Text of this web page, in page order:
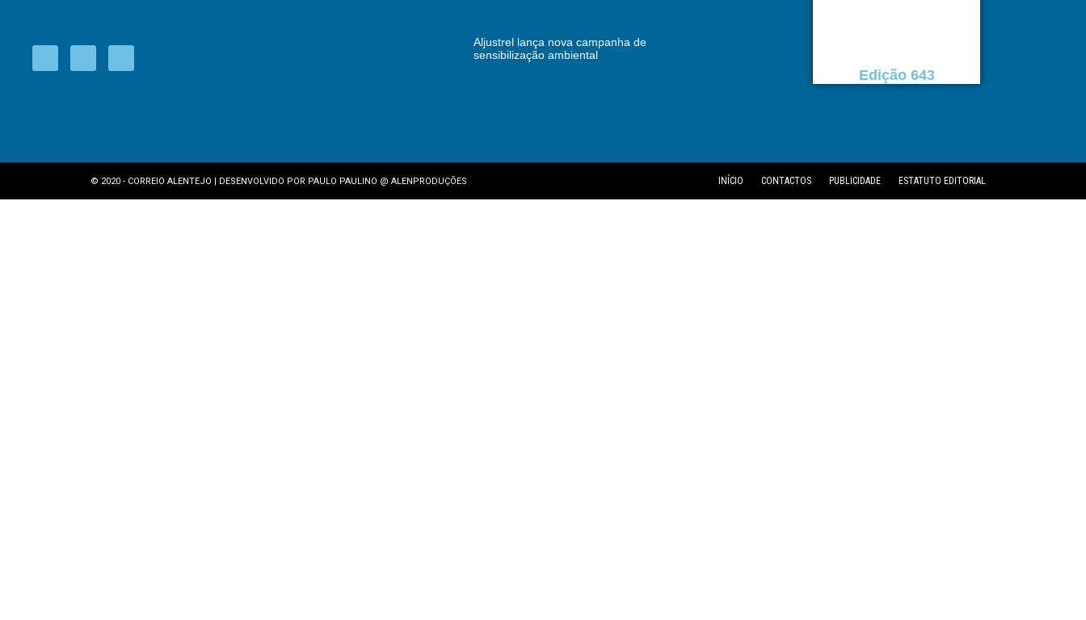
Aljustrel lança nova campanha de
sensibilização ambiental
Edição 643
© 2020 - CORREIO ALENTEJO | DESENVOLVIDO POR PAULO PAULINO @ ALENPRODUÇÕES INÍCIO CONTACTOS PUBLICIDADE ESTATUTO EDITORIAL